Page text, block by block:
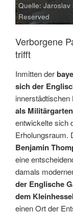
Quelle: Jaroslav
Reserved
Verborgene
trifft
Inmitten der
sich der
als
entwickelte sich
Erholungsraum.
Benjamin
eine
damals
der Englische
dem
einen Ort der